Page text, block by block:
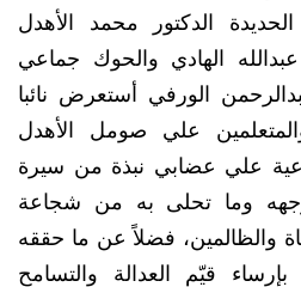
الدكتور محمد الأهدل
عبدالله الهادي والحوك جماعي
الورفي أستعرض نائبا
علي صومل الأهدل
علي عضابي نبذة من سيرة
وما تحلى به من شجاعة
والظالمين، فضلاً عن ما حققه
قيّم العدالة والتسامح